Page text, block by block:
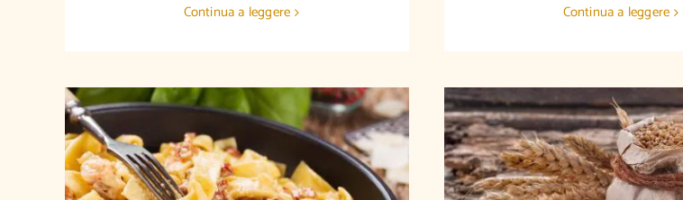
Continua a leggere Continua a leggere